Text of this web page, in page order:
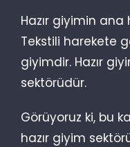
Hazır giyimin
Tekstili harekete
giyimdir. Hazır
sektörüdür.
Görüyoruz ki, bu
hazır giyim